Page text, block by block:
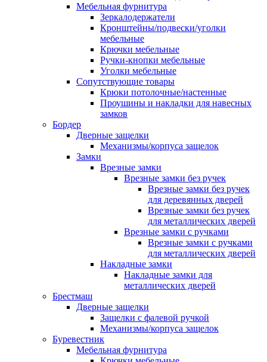
Мебельная фурнитура
Зеркалодержатели
Кронштейны/подвески/уголки
мебельные
Крючки мебельные
Ручки-кнопки мебельные
Уголки мебельные
Сопутствующие товары
Крюки потолочные/настенные
Проушины и накладки для навесных
замков
Бордер
Дверные защелки
Механизмы/корпуса защелок
Замки
Врезные замки
Врезные замки без ручек
Врезные замки без ручек
для деревянных дверей
Врезные замки без ручек
для металлических дверей
Врезные замки с ручками
Врезные замки с ручками
для металлических дверей
Накладные замки
Накладные замки для
металлических дверей
Брестмаш
Дверные защелки
Защелки с фалевой ручкой
Механизмы/корпуса защелок
Буревестник
Мебельная фурнитура